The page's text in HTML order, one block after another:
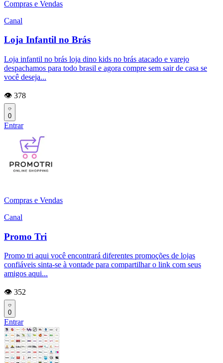
Compras e Vendas
Canal
Loja Infantil no Brás
Loja infantil no brás loja dino kids no brás atacado e varejo
despachamos para todo brasil e agora compre sem sair de casa se
você deseja...
👁️ 378
0
Entrar
Compras e Vendas
Canal
Promo Tri
Promo tri aqui você encontrará diferentes promoções de lojas
confiáveis sinta-se à vontade para compartilhar o link com seus
amigos aqui...
👁️ 352
0
Entrar